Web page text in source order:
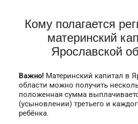
Кому полагается
материнский
Ярославской
Важно! Материнский капитал в
области можно получить
положенная сумма
(усыновлении) третьего и
ребёнка.